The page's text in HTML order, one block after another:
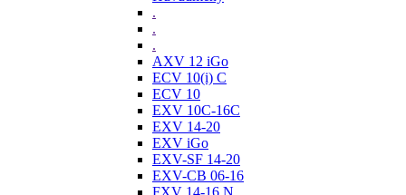
.
.
.
AXV 12 iGo
ECV 10(i) C
ECV 10
EXV 10C-16C
EXV 14-20
EXV iGo
EXV-SF 14-20
EXV-CB 06-16
FXV 14-16 N